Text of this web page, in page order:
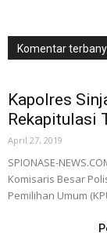
Komentar
Kapolres
Rekapitulasi
April 27, 2019
SPIONASE-
Komisaris Besar
Pemilihan Umum